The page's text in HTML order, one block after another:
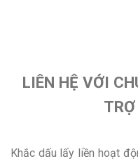
LIÊN HỆ VỚI
Khắc dấu lấy liền hoạt